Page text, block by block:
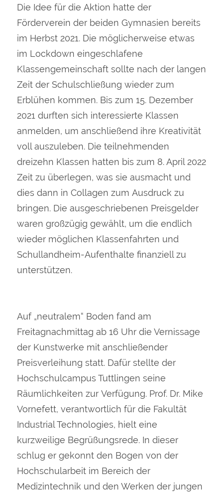
Die Idee für die Aktion hatte der
Förderverein der beiden Gymnasien bereits
im Herbst 2021. Die möglicherweise etwas
im Lockdown eingeschlafene
Klassengemeinschaft sollte nach der langen
Zeit der Schulschließung wieder zum
Erblühen kommen. Bis zum 15. Dezember
2021 durften sich interessierte Klassen
anmelden, um anschließend ihre Kreativität
voll auszuleben. Die teilnehmenden
dreizehn Klassen hatten bis zum 8. April 2022
Zeit zu überlegen, was sie ausmacht und
dies dann in Collagen zum Ausdruck zu
bringen. Die ausgeschriebenen Preisgelder
waren großzügig gewählt, um die endlich
wieder möglichen Klassenfahrten und
Schullandheim-Aufenthalte finanziell zu
unterstützen.
Auf „neutralem“ Boden fand am
Freitagnachmittag ab 16 Uhr die Vernissage
der Kunstwerke mit anschließender
Preisverleihung statt. Dafür stellte der
Hochschulcampus Tuttlingen seine
Räumlichkeiten zur Verfügung. Prof. Dr. Mike
Vornefett, verantwortlich für die Fakultät
Industrial Technologies, hielt eine
kurzweilige Begrüßungsrede. In dieser
schlug er gekonnt den Bogen von der
Hochschularbeit im Bereich der
Medizintechnik und den Werken der jungen